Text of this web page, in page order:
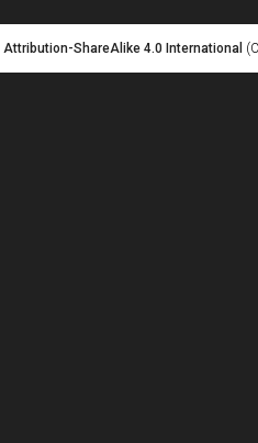
ShareAlike 4.0 International